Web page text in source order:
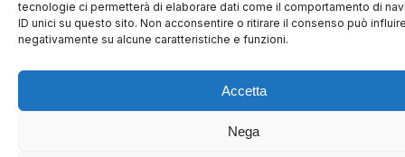
tecnologie ci permetterà di elaborare dati come il comportamento di
ID unici su questo sito. Non acconsentire o ritirare il consenso può
negativamente su alcune caratteristiche e funzioni.
Accetta
Nega